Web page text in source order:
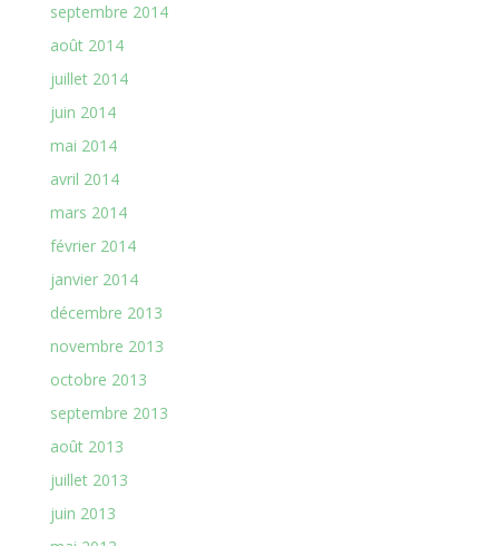
septembre 2014
août 2014
juillet 2014
juin 2014
mai 2014
avril 2014
mars 2014
février 2014
janvier 2014
décembre 2013
novembre 2013
octobre 2013
septembre 2013
août 2013
juillet 2013
juin 2013